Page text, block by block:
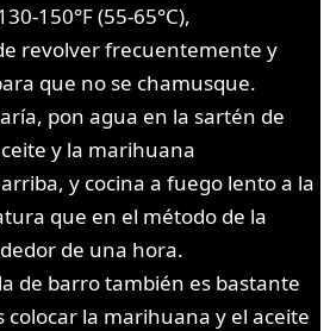
150°F (55-65°C),
revolver frecuentemente y
que no se chamusque.
pon agua en la sartén de
y la marihuana
y cocina a fuego lento a la
que en el método de la
de una hora.
de barro también es bastante
colocar la marihuana y el aceite